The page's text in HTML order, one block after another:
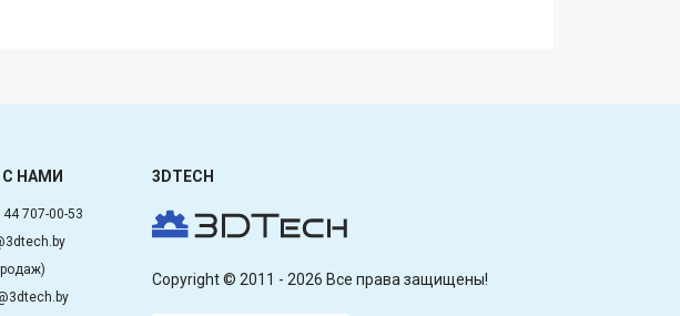
С НАМИ
707-00-53
3DTECH
Copyright © 2011 - 2026 Все права защищены!